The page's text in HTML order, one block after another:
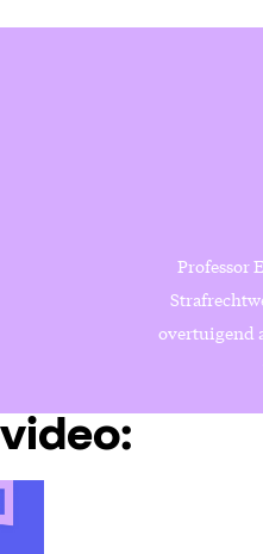
Professor
overtuigend